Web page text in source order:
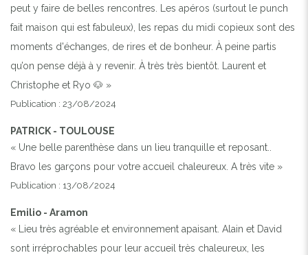
peut y faire de belles rencontres. Les apéros (surtout le punch
fait maison qui est fabuleux), les repas du midi copieux sont des
moments d'échanges, de rires et de bonheur. À peine partis
qu’on pense déjà à y revenir. À très très bientôt. Laurent et
Christophe et Ryo 🐶 »
Publication : 23/08/2024
PATRICK - TOULOUSE
« Une belle parenthèse dans un lieu tranquille et reposant..
Bravo les garçons pour votre accueil chaleureux. A très vite »
Publication : 13/08/2024
Emilio - Aramon
« Lieu très agréable et environnement apaisant. Alain et David
sont irréprochables pour leur accueil très chaleureux, les